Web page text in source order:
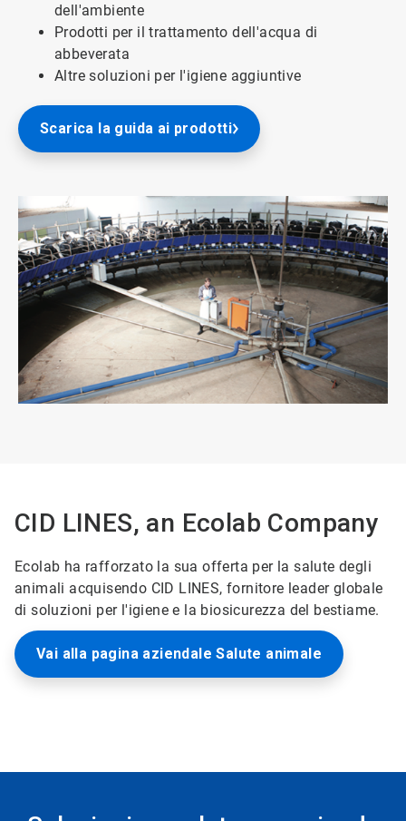
dell'ambiente
Prodotti per il trattamento dell'acqua di
abbeverata
Altre soluzioni per l'igiene aggiuntive
Scarica la guida ai prodotti
CID LINES, an Ecolab Company
Ecolab ha rafforzato la sua offerta per la salute degli
animali acquisendo CID LINES, fornitore leader globale
di soluzioni per l'igiene e la biosicurezza del bestiame.
Vai alla pagina aziendale Salute animale